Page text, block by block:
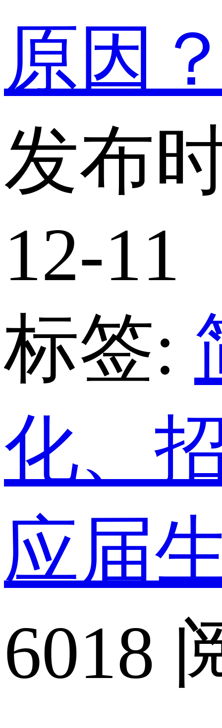
原因
发布
12-11
标签:
化、
应届
6018